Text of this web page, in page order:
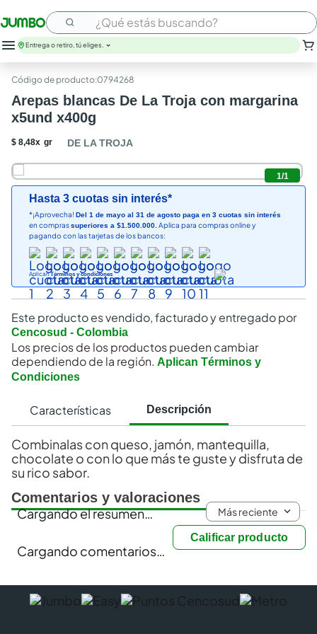
¿Qué estás buscando?
huevos
arroz
papel higienico
galletas
nutribela
pollo
Entrega o retiro, tú eliges.
:0794268
Arepas blancas De La Troja con margarina
x5und x400g
$ 8,48x gr DE LA TROJA
1/1
Hasta 3 cuotas sin interés*
*¡Aprovecha! Del 1 de mayo al 31 de agosto paga en 3 cuotas sin interés
en comprassuperiores a $1.500.000. Aplica para compras online y
pagando con las tarjetas de los bancos:
AplicanTérminos y condiciones
Este producto es vendido, facturado y entregado por
Cencosud - Colombia
Los precios de los productos pueden cambiar
dependiendo de la región. Aplican Términos y
Condiciones
Características Descripción
Combinalas con queso, jamón, mantequilla,
chocolate o con lo que más te guste y disfruta de
su rico sabor.
Comentarios y valoraciones
Calificar producto
Cargando el resumen… Más reciente
Cargando comentarios…